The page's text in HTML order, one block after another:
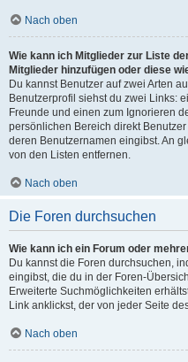
Nach oben
Wie kann ich Mitglieder zur Liste
Mitglieder hinzufügen oder diese
Du kannst Benutzer auf zwei Arten
Benutzerprofil siehst du zwei Links:
Freunde und einen zum Ignorieren
persönlichen Bereich direkt
deren Benutzernamen eingibst. An
von den Listen entfernen.
Nach oben
Die Foren durchsuchen
Wie kann ich ein Forum oder
Du kannst die Foren durchsuchen,
eingibst, die du in der Foren-
Erweiterte Suchmöglichkeiten
Link anklickst, der von jeder Seite
Nach oben